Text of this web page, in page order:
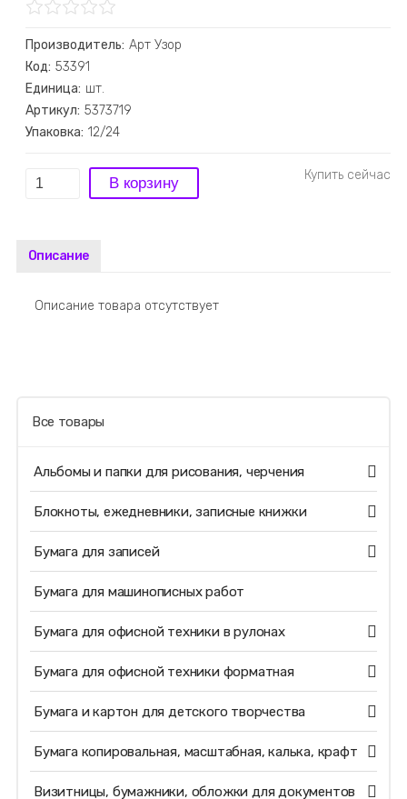
Производитель: Арт Узор
Код: 53391
Единица: шт.
Артикул: 5373719
Упаковка: 12/24
Описание
Описание товара отсутствует
Все товары
Альбомы и папки для рисования, черчения
Блокноты, ежедневники, записные книжки
Бумага для записей
Бумага для машинописных работ
Бумага для офисной техники в рулонах
Бумага для офисной техники форматная
Бумага и картон для детского творчества
Бумага копировальная, масштабная, калька, крафт
Визитницы, бумажники, обложки для документов